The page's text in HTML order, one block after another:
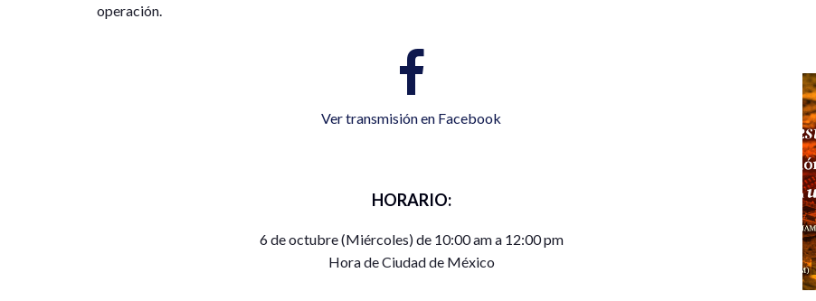
operación.
Ver transmisión en Facebook
HORARIO:
6 de octubre (Miércoles) de 10:00 am a 12:00 pm
Hora de Ciudad de México